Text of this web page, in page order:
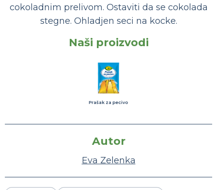
cokoladnim prelivom. Ostaviti da se cokolada
stegne. Ohladjen seci na kocke.
Naši proizvodi
Prašak za pecivo
Autor
Eva Zelenka